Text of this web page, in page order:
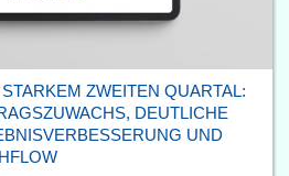
ZWEITEN QUARTAL:
DEUTLICHE
UND